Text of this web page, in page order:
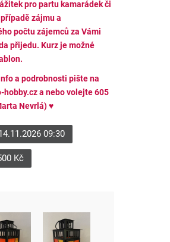
pro partu kamarádek či
zájmu a
počtu zájemců za Vámi
přijedu. Kurz je možné
a podrobnosti pište na
hobby.cz a nebo volejte 605
Nevrlá)♥
09:30
Kč